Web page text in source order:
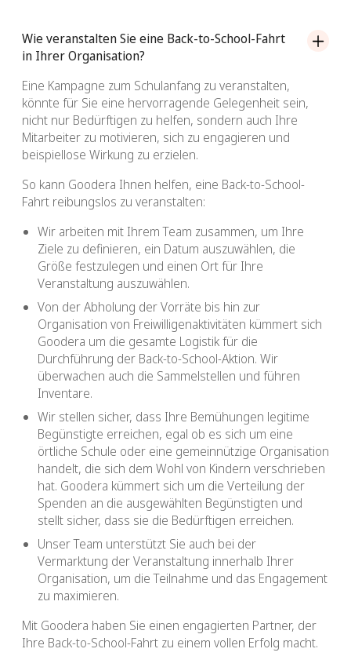
Wie veranstalten Sie eine Back-to-School-Fahrt
in Ihrer Organisation?
Eine Kampagne zum Schulanfang zu veranstalten,
könnte für Sie eine hervorragende Gelegenheit sein,
nicht nur Bedürftigen zu helfen, sondern auch Ihre
Mitarbeiter zu motivieren, sich zu engagieren und
beispiellose Wirkung zu erzielen.
So kann Goodera Ihnen helfen, eine Back-to-School-
Fahrt reibungslos zu veranstalten:
Wir arbeiten mit Ihrem Team zusammen, um Ihre
Ziele zu definieren, ein Datum auszuwählen, die
Größe festzulegen und einen Ort für Ihre
Veranstaltung auszuwählen.
Von der Abholung der Vorräte bis hin zur
Organisation von Freiwilligenaktivitäten kümmert sich
Goodera um die gesamte Logistik für die
Durchführung der Back-to-School-Aktion. Wir
überwachen auch die Sammelstellen und führen
Inventare.
Wir stellen sicher, dass Ihre Bemühungen legitime
Begünstigte erreichen, egal ob es sich um eine
örtliche Schule oder eine gemeinnützige Organisation
handelt, die sich dem Wohl von Kindern verschrieben
hat. Goodera kümmert sich um die Verteilung der
Spenden an die ausgewählten Begünstigten und
stellt sicher, dass sie die Bedürftigen erreichen.
Unser Team unterstützt Sie auch bei der
Vermarktung der Veranstaltung innerhalb Ihrer
Organisation, um die Teilnahme und das Engagement
zu maximieren.
Mit Goodera haben Sie einen engagierten Partner, der
Ihre Back-to-School-Fahrt zu einem vollen Erfolg macht.